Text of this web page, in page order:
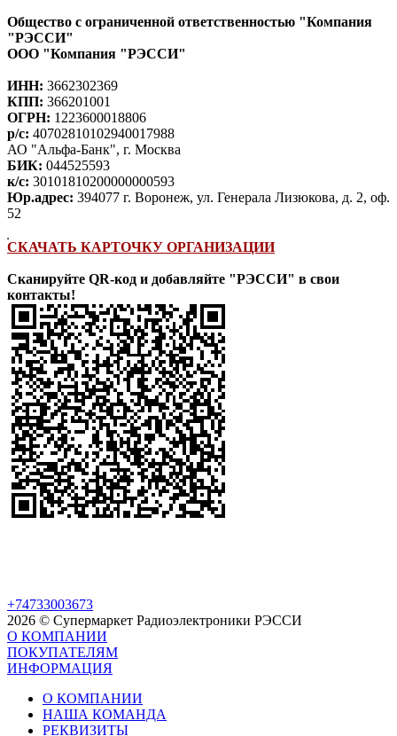
Общество с ограниченной ответственностью "Компания
"РЭССИ"
ООО "Компания "РЭССИ"
ИНН: 3662302369
КПП: 366201001
ОГРН: 1223600018806
р/с: 40702810102940017988
АО "Альфа-Банк", г. Москва
БИК: 044525593
к/с: 30101810200000000593
Юр.адрес: 394077 г. Воронеж, ул. Генерала Лизюкова, д. 2, оф.
52
СКАЧАТЬ КАРТОЧКУ ОРГАНИЗАЦИИ
Сканируйте QR-код и добавляйте "РЭССИ" в свои
контакты!
+74733003673
2026 © Супермаркет Радиоэлектроники РЭССИ
О КОМПАНИИ
ПОКУПАТЕЛЯМ
ИНФОРМАЦИЯ
О КОМПАНИИ
НАША КОМАНДА
РЕКВИЗИТЫ